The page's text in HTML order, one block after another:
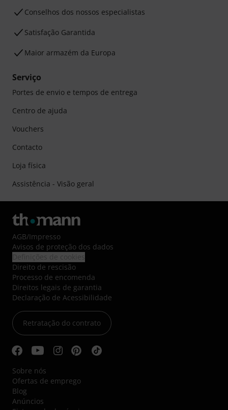
Conselhos dos nossos especialistas
Satisfação Garantida
Maior armazém da Europa
Serviço
Portes de envio e tempos de entrega
Centro de ajuda
Vouchers
Contacto
Loja física
Assistência - Visão geral
AGB/Impresso
Avisos de proteção dos dados
Direito de rescisão
Processo de encomenda
Direitos legais de garantia
Declaração de Acessibilidade
Retratação do contrato
Sobre nós
Ofertas de emprego
Blog
Anúncios